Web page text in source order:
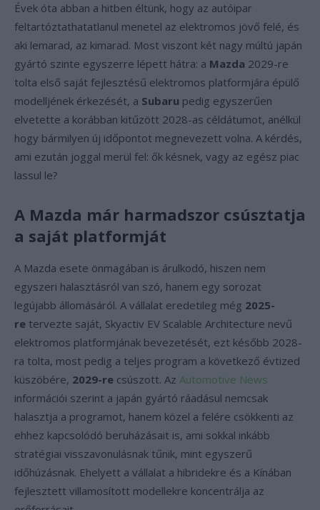
Évek óta abban a hitben éltünk, hogy az autóipar
feltartóztathatatlanul menetel az elektromos jövő felé, és
aki lemarad, az kimarad. Most viszont két nagy múltú japán
gyártó szinte egyszerre lépett hátra: a Mazda 2029-re
tolta első saját fejlesztésű elektromos platformjára épülő
modelljének érkezését, a Subaru pedig egyszerűen
elvetette a korábban kitűzött 2028-as céldátumot, anélkül
hogy bármilyen új időpontot megnevezett volna. A kérdés,
ami ezután joggal merül fel: ők késnek, vagy az egész piac
lassul le?
A Mazda már harmadszor csúsztatja
a saját platformját
A Mazda esete önmagában is árulkodó, hiszen nem
egyszeri halasztásról van szó, hanem egy sorozat
legújabb állomásáról. A vállalat eredetileg még 2025-
re tervezte saját, Skyactiv EV Scalable Architecture nevű
elektromos platformjának bevezetését, ezt később 2028-
ra tolta, most pedig a teljes program a következő évtized
küszöbére, 2029-re csúszott. Az Automotive News
információi szerint a japán gyártó ráadásul nemcsak
halasztja a programot, hanem közel a felére csökkenti az
ehhez kapcsolódó beruházásait is, ami sokkal inkább
stratégiai visszavonulásnak tűnik, mint egyszerű
időhúzásnak. Ehelyett a vállalat a hibridekre és a Kínában
fejlesztett villamosított modellekre koncentrálja az